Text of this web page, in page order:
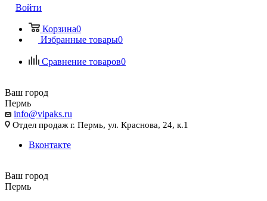
Войти
Корзина0
Избранные товары0
Сравнение товаров0
Ваш город
Пермь
info@vipaks.ru
Отдел продаж г. Пермь, ул. Краснова, 24, к.1
Вконтакте
Ваш город
Пермь